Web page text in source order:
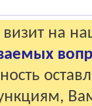
на